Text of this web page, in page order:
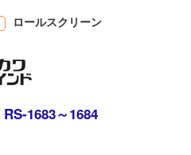
ロールスクリーン
1683～1684